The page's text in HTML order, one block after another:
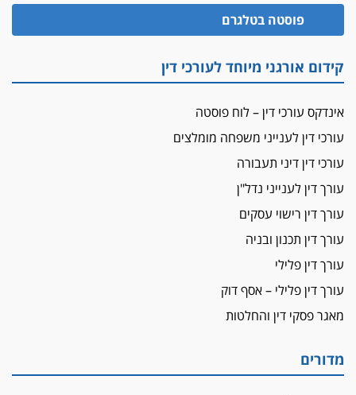
פוסטה בטלגרם
קידום אורגני מיוחד לעורכי דין
אינדקס עורכי דין – לוח פוסטה
עורכי דין לענייני משפחה מומלצים
עורכי דין דיני תעבורה
עורך דין לענייני נדל"ן
עורך דין רישוי עסקים
עורך דין תכנון ובניה
עורך דין פלילי
עורך דין פלילי – אסף דוק
מאגר פסקי דין והחלטות
מדורים